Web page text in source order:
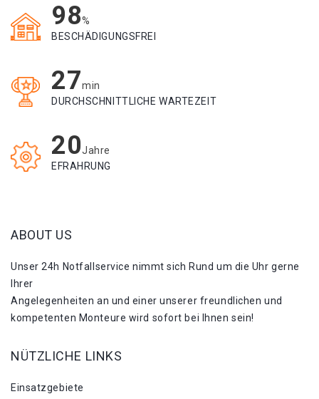
98%
BESCHÄDIGUNGSFREI
27min
DURCHSCHNITTLICHE WARTEZEIT
20Jahre
EFRAHRUNG
ABOUT US
Unser 24h Notfallservice nimmt sich Rund um die Uhr gerne
Ihrer
Angelegenheiten an und einer unserer freundlichen und
kompetenten Monteure wird sofort bei Ihnen sein!
NÜTZLICHE LINKS
Einsatzgebiete